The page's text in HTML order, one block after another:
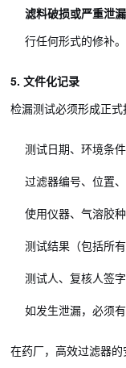
滤料破损或严重泄漏
行任何形式的修补。
5. 文件化记录
检漏测试必须形成正式
测试日期、环境条件
过滤器编号、位置、
使用仪器、气溶胶
测试结果（包括所
测试人、复核人签字
如发生泄漏，必须
在药厂，高效过滤器